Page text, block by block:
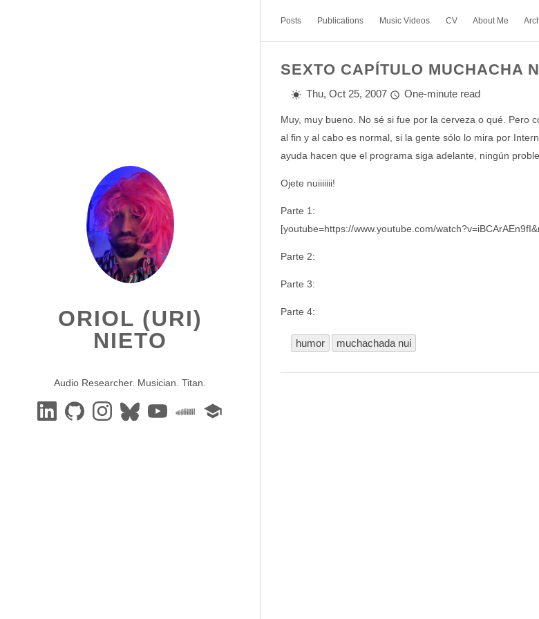
ORIOL (URI)
NIETO
Audio Researcher. Musician. Titan.
Posts Publications Music Videos CV About Me
SEXTO CAPÍTULO MUCHACHA
Thu, Oct 25, 2007 One-minute read
Muy, muy bueno. No sé si fue por la cerveza o qué. Pero
al fin y al cabo es normal, si la gente sólo lo mira por
ayuda hacen que el programa siga adelante, ningún
Ojete nuiiiiiii!
Parte 1:
[youtube=https://www.youtube.com/
Parte 2:
Parte 3:
Parte 4:
humor muchachada nui